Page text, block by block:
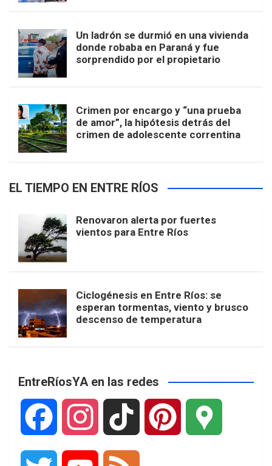
Un ladrón se durmió en una vivienda
donde robaba en Paraná y fue
sorprendido por el propietario
Crimen por encargo y “una prueba
de amor”, la hipótesis detrás del
crimen de adolescente correntina
EL TIEMPO EN ENTRE RÍOS
Renovaron alerta por fuertes
vientos para Entre Ríos
Ciclogénesis en Entre Ríos: se
esperan tormentas, viento y brusco
descenso de temperatura
EntreRíosYA en las redes